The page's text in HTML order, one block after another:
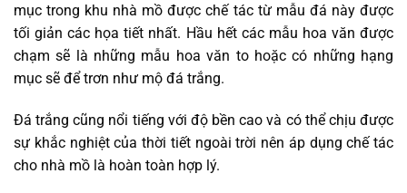
mục trong khu nhà mồ được chế tác từ mẫu đá này được
tối giản các họa tiết nhất. Hầu hết các mẫu hoa văn được
chạm sẽ là những mẫu hoa văn to hoặc có những hạng
mục sẽ để trơn như mộ đá trắng.
Đá trắng cũng nổi tiếng với độ bền cao và có thể chịu được
sự khắc nghiệt của thời tiết ngoài trời nên áp dụng chế tác
cho nhà mồ là hoàn toàn hợp lý.